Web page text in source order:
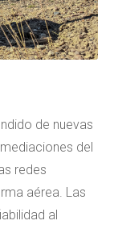
de nuevas
del
redes
aérea. Las
al